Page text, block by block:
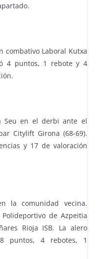
combativo Laboral Kutxa
4 puntos, 1 rebote y 4
Seu en el derbi ante el
Citylift Girona (68-69).
y 17 de valoración
la comunidad vecina.
de Azpeitia
Rioja ISB. La alero
puntos, 4 rebotes, 1